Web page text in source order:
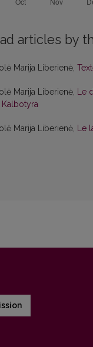
articles by
Marija Liberienė,
Marija Liberienė, Le
Kalbotyra
Marija Liberienė, Le